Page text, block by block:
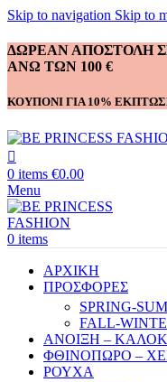
Skip to navigation Skip to
ΔΩΡΕΑΝ ΑΠΟΣΤΟΛΗ
ΑΝΩ ΤΩΝ 100 €
ΚΟΥΠΟΝΙ ΓΙΑ 10%
0 items €0.00
Menu
0 items
ΑΡΧΙΚΗ
ΠΡΟΣΦΟΡΕΣ
SPRING-
FALL-
ΑΝΟΙΞΗ –
ΦΘΙΝΟΠΩΡΟ –
ΡΟΥΧΑ